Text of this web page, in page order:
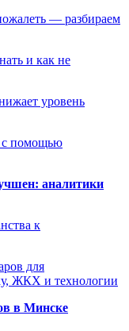
— разбираем
и как не
уровень
с помощью
аналитики
к
для
ЖКХ и технологии
в Минске